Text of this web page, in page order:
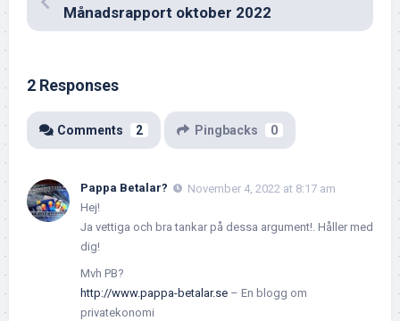
Månadsrapport oktober 2022
2 Responses
Comments 2 Pingbacks 0
Pappa Betalar?
November 4, 2022 at 8:17 am
Hej!
Ja vettiga och bra tankar på dessa argument!. Håller med
dig!
Mvh PB?
http://www.pappa-betalar.se – En blogg om
privatekonomi